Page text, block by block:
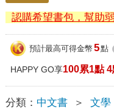
認購希望書包，幫助
預計最高可得金幣 5點
HAPPY GO享100累1點
分類： 中文書 ＞ 文學